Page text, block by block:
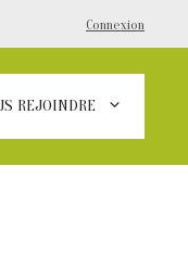
Connexion
REJOINDRE